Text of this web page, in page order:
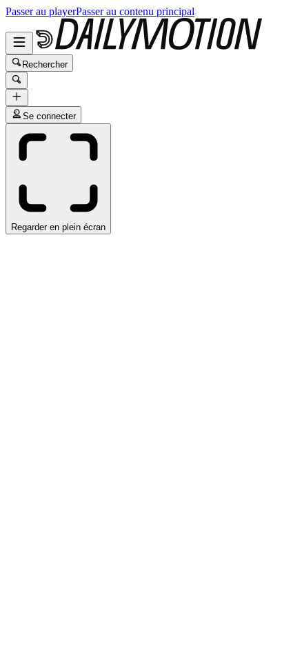
Passer au playerPasser au contenu principal
Rechercher
Se connecter
Regarder en plein écran